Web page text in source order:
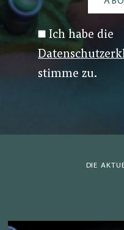
Ich habe die
stimme zu.
DIE